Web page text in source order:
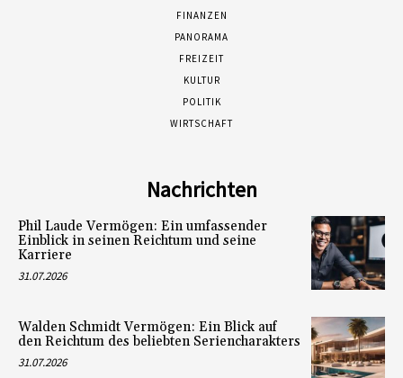
FINANZEN
PANORAMA
FREIZEIT
KULTUR
POLITIK
WIRTSCHAFT
Nachrichten
Phil Laude Vermögen: Ein umfassender
Einblick in seinen Reichtum und seine
Karriere
31.07.2026
Walden Schmidt Vermögen: Ein Blick auf
den Reichtum des beliebten Seriencharakters
31.07.2026